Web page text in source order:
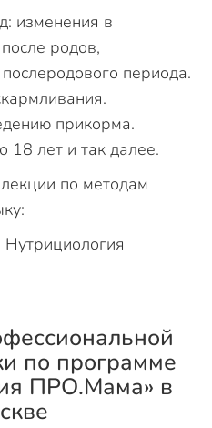
изменения в
родов,
периода.
прикорма.
18 лет и так далее.
по методам
по программе
ПРО.Мама» в